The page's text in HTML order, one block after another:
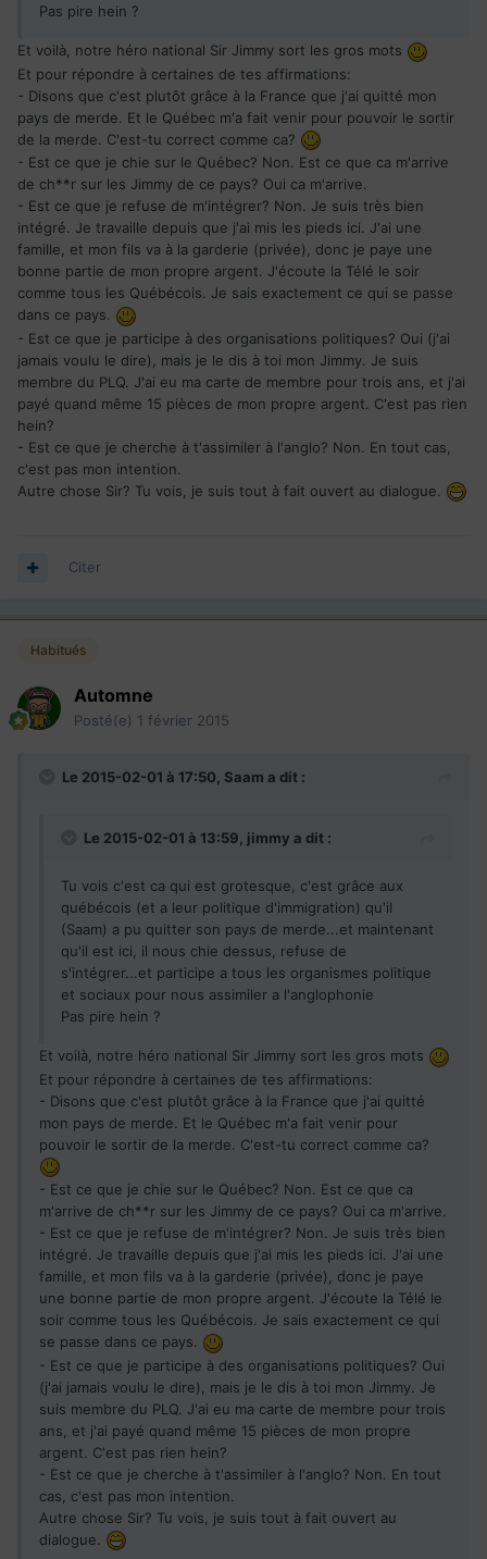
Pas pire hein ?
Et voilà, notre héro national Sir Jimmy sort les gros mots
Et pour répondre à certaines de tes affirmations:
- Disons que c'est plutôt grâce à la France que j'ai quitté mon
pays de merde. Et le Québec m'a fait venir pour pouvoir le sortir
de la merde. C'est-tu correct comme ca?
- Est ce que je chie sur le Québec? Non. Est ce que ca m'arrive
de ch**r sur les Jimmy de ce pays? Oui ca m'arrive.
- Est ce que je refuse de m'intégrer? Non. Je suis très bien
intégré. Je travaille depuis que j'ai mis les pieds ici. J'ai une
famille, et mon fils va à la garderie (privée), donc je paye une
bonne partie de mon propre argent. J'écoute la Télé le soir
comme tous les Québécois. Je sais exactement ce qui se passe
dans ce pays.
- Est ce que je participe à des organisations politiques? Oui (j'ai
jamais voulu le dire), mais je le dis à toi mon Jimmy. Je suis
membre du PLQ. J'ai eu ma carte de membre pour trois ans, et j'ai
payé quand même 15 pièces de mon propre argent. C'est pas rien
hein?
- Est ce que je cherche à t'assimiler à l'anglo? Non. En tout cas,
c'est pas mon intention.
Autre chose Sir? Tu vois, je suis tout à fait ouvert au dialogue.
Citer
Habitués
Automne
Posté(e) 1 février 2015
Le 2015-02-01 à 17:50, Saam a dit :
Le 2015-02-01 à 13:59, jimmy a dit :
Tu vois c'est ca qui est grotesque, c'est grâce aux
québécois (et a leur politique d'immigration) qu'il
(Saam) a pu quitter son pays de merde...et maintenant
qu'il est ici, il nous chie dessus, refuse de
s'intégrer...et participe a tous les organismes politique
et sociaux pour nous assimiler a l'anglophonie
Pas pire hein ?
Et voilà, notre héro national Sir Jimmy sort les gros mots
Et pour répondre à certaines de tes affirmations:
- Disons que c'est plutôt grâce à la France que j'ai quitté
mon pays de merde. Et le Québec m'a fait venir pour
pouvoir le sortir de la merde. C'est-tu correct comme ca?
- Est ce que je chie sur le Québec? Non. Est ce que ca
m'arrive de ch**r sur les Jimmy de ce pays? Oui ca m'arrive.
- Est ce que je refuse de m'intégrer? Non. Je suis très bien
intégré. Je travaille depuis que j'ai mis les pieds ici. J'ai une
famille, et mon fils va à la garderie (privée), donc je paye
une bonne partie de mon propre argent. J'écoute la Télé le
soir comme tous les Québécois. Je sais exactement ce qui
se passe dans ce pays.
- Est ce que je participe à des organisations politiques? Oui
(j'ai jamais voulu le dire), mais je le dis à toi mon Jimmy. Je
suis membre du PLQ. J'ai eu ma carte de membre pour trois
ans, et j'ai payé quand même 15 pièces de mon propre
argent. C'est pas rien hein?
- Est ce que je cherche à t'assimiler à l'anglo? Non. En tout
cas, c'est pas mon intention.
Autre chose Sir? Tu vois, je suis tout à fait ouvert au
dialogue.